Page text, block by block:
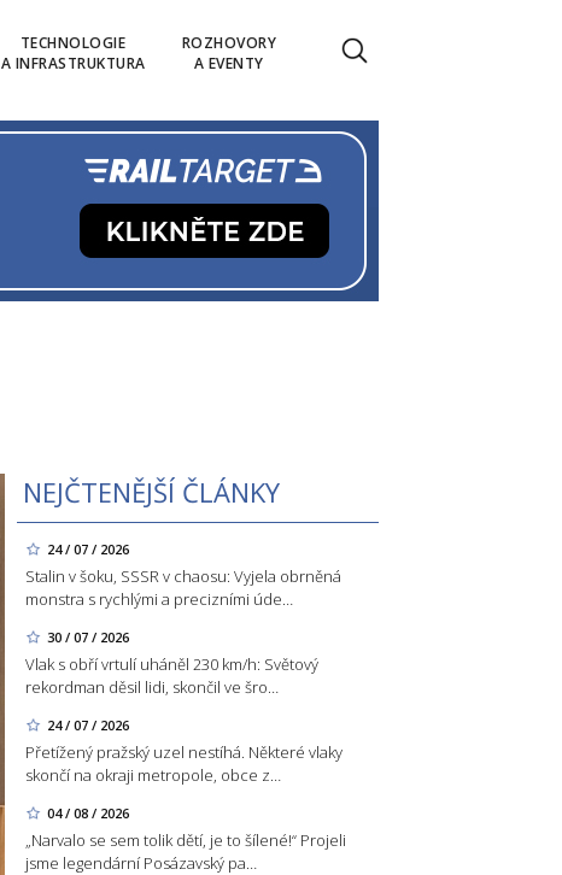
TECHNOLOGIE
A INFRASTRUKTURA
ROZHOVORY
A EVENTY
NEJČTENĚJŠÍ ČLÁNKY
24 / 07 / 2026
Stalin v šoku, SSSR v chaosu: Vyjela obrněná
monstra s rychlými a precizními úde…
30 / 07 / 2026
Vlak s obří vrtulí uháněl 230 km/h: Světový
rekordman děsil lidi, skončil ve šro…
24 / 07 / 2026
Přetížený pražský uzel nestíhá. Některé vlaky
skončí na okraji metropole, obce z…
04 / 08 / 2026
„Narvalo se sem tolik dětí, je to šílené!“ Projeli
jsme legendární Posázavský pa…